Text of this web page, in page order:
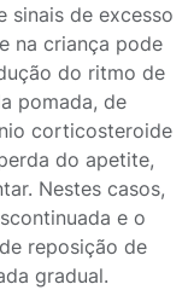
sinais de excesso
na criança pode
do ritmo de
pomada, de
corticosteroide
do apetite,
Nestes casos,
e o
reposição de
gradual.